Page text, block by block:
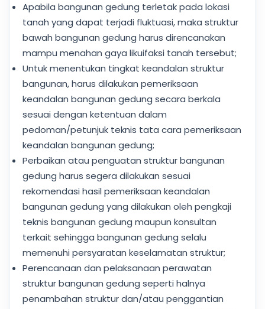
Apabila bangunan gedung terletak pada lokasi
tanah yang dapat terjadi fluktuasi, maka struktur
bawah bangunan gedung harus direncanakan
mampu menahan gaya likuifaksi tanah tersebut;
Untuk menentukan tingkat keandalan struktur
bangunan, harus dilakukan pemeriksaan
keandalan bangunan gedung secara berkala
sesuai dengan ketentuan dalam
pedoman/petunjuk teknis tata cara pemeriksaan
keandalan bangunan gedung;
Perbaikan atau penguatan struktur bangunan
gedung harus segera dilakukan sesuai
rekomendasi hasil pemeriksaan keandalan
bangunan gedung yang dilakukan oleh pengkaji
teknis bangunan gedung maupun konsultan
terkait sehingga bangunan gedung selalu
memenuhi persyaratan keselamatan struktur;
Perencanaan dan pelaksanaan perawatan
struktur bangunan gedung seperti halnya
penambahan struktur dan/atau penggantian